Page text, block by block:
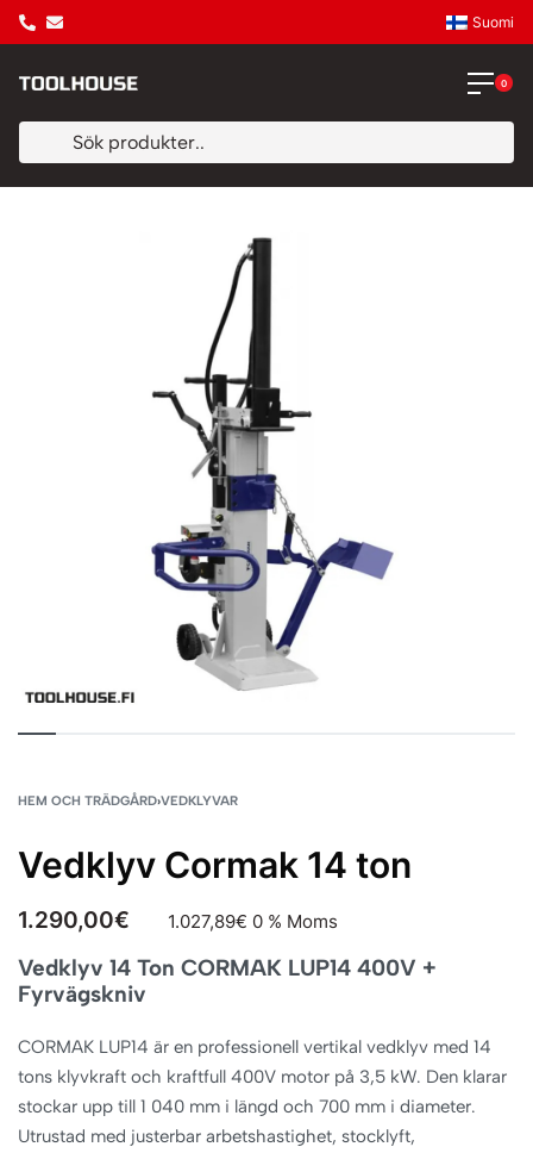
Suomi
0
HEM OCH TRÄDGÅRD›VEDKLYVAR
Vedklyv Cormak 14 ton
1.290,00€ 1.027,89€ 0 % Moms
Vedklyv 14 Ton CORMAK LUP14 400V +
Fyrvägskniv
CORMAK LUP14 är en professionell vertikal vedklyv med 14
tons klyvkraft och kraftfull 400V motor på 3,5 kW. Den klarar
stockar upp till 1 040 mm i längd och 700 mm i diameter.
Utrustad med justerbar arbetshastighet, stocklyft,